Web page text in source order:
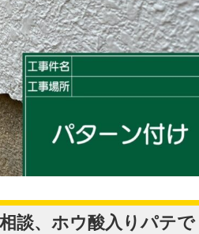
談、ホウ酸入りパテで